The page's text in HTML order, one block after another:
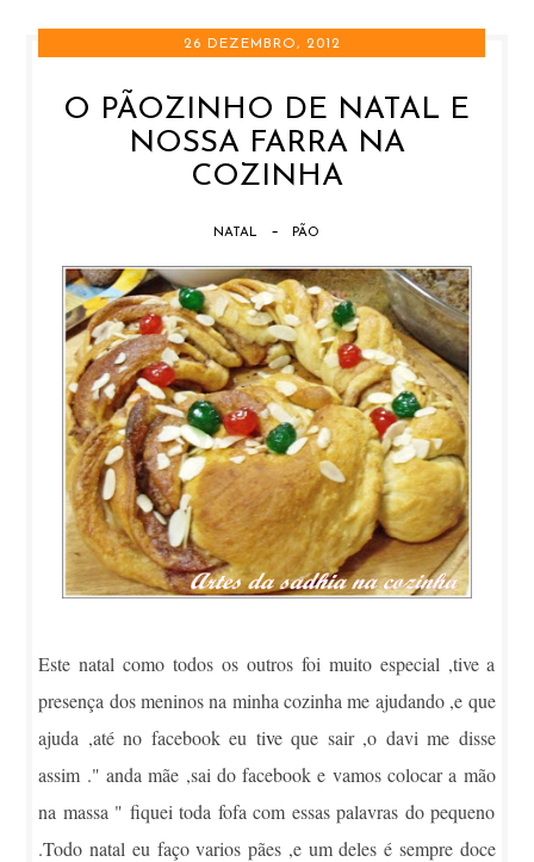
26 DEZEMBRO, 2012
O PÃOZINHO DE NATAL E
NOSSA FARRA NA
COZINHA
NATAL - PÃO
Este natal como todos os outros foi muito especial ,tive a
presença dos meninos na minha cozinha me ajudando ,e que
ajuda ,até no facebook eu tive que sair ,o davi me disse
assim ." anda mãe ,sai do facebook e vamos colocar a mão
na massa " fiquei toda fofa com essas palavras do pequeno
.Todo natal eu faço varios pães ,e um deles é sempre doce